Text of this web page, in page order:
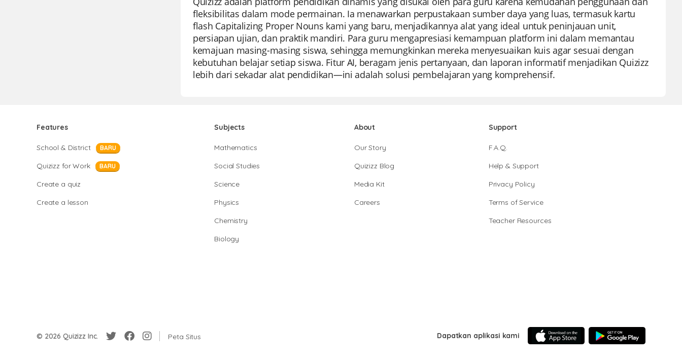
fleksibilitas dalam mode permainan. Ia menawarkan perpustakaan sumber daya yang luas, termasuk kartu
flash Capitalizing Proper Nouns kami yang baru, menjadikannya alat yang ideal untuk peninjauan unit,
persiapan ujian, dan praktik mandiri. Para guru mengapresiasi kemampuan platform ini dalam memantau
kemajuan masing-masing siswa, sehingga memungkinkan mereka menyesuaikan kuis agar sesuai dengan
kebutuhan belajar setiap siswa. Fitur AI, beragam jenis pertanyaan, dan laporan informatif menjadikan Quizizz
lebih dari sekadar alat pendidikan—ini adalah solusi pembelajaran yang komprehensif.
Features
School & District BARU
Quizizz for Work BARU
Create a quiz
Create a lesson
Subjects
Mathematics
Social Studies
Science
Physics
Chemistry
Biology
About
Our Story
Quizizz Blog
Media Kit
Careers
Support
F.A.Q.
Help & Support
Privacy Policy
Terms of Service
Teacher Resources
© 2026 Quizizz Inc. Peta Situs Dapatkan aplikasi kami